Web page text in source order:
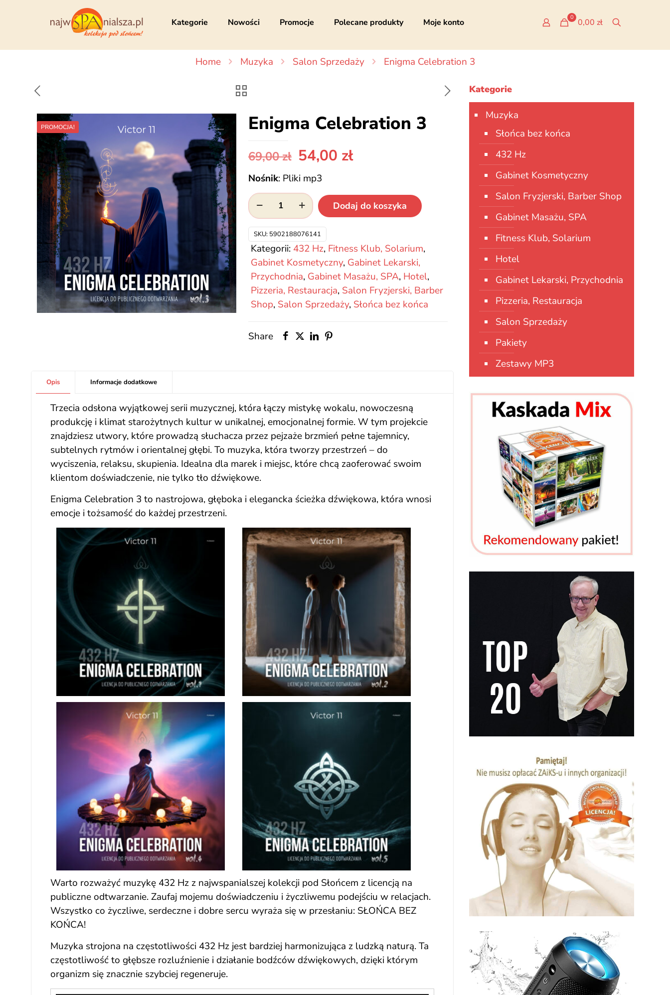
Kategorie Nowości Promocje Polecane produkty Moje konto 0 0,00 zł
Home Muzyka Salon Sprzedaży Enigma Celebration 3
PROMOCJA! Enigma Celebration 3
69,00zł Pierwotna
cena
wynosiła:
69,00 zł.
54,00 złAktualna
54,00 zł.
Nośnik: Pliki mp3
ilość
Enigma
Celebration
3
Dodaj do koszyka
SKU: 5902188076141
Kategorii: 432 Hz, Fitness Klub, Solarium,
Gabinet Kosmetyczny, Gabinet Lekarski,
Przychodnia, Gabinet Masażu, SPA, Hotel,
Pizzeria, Restauracja, Salon Fryzjerski, Barber
Shop, Salon Sprzedaży, Słońca bez końca
Share
Opis Informacje dodatkowe
Trzecia odsłona wyjątkowej serii muzycznej, która łączy mistykę wokalu, nowoczesną
produkcję i klimat starożytnych kultur w unikalnej, emocjonalnej formie. W tym projekcie
znajdziesz utwory, które prowadzą słuchacza przez pejzaże brzmień pełne tajemnicy,
subtelnych rytmów i orientalnej głębi. To muzyka, która tworzy przestrzeń – do
wyciszenia, relaksu, skupienia. Idealna dla marek i miejsc, które chcą zaoferować swoim
klientom doświadczenie, nie tylko tło dźwiękowe.
Enigma Celebration 3 to nastrojowa, głęboka i elegancka ścieżka dźwiękowa, która wnosi
emocje i tożsamość do każdej przestrzeni.
Warto rozważyć muzykę 432 Hz z najwspanialszej kolekcji pod Słońcem z licencją na
publiczne odtwarzanie. Zaufaj mojemu doświadczeniu i życzliwemu podejściu w relacjach.
Wszystko co życzliwe, serdeczne i dobre sercu wyraża się w przesłaniu: SŁOŃCA BEZ
KOŃCA!
Muzyka strojona na częstotliwości 432 Hz jest bardziej harmonizująca z ludzką naturą. Ta
częstotliwość to głębsze rozluźnienie i działanie bodźców dźwiękowych, dzięki którym
organizm się znacznie szybciej regeneruje.
Kategorie
Muzyka
Słońca bez końca
432 Hz
Gabinet Kosmetyczny
Salon Fryzjerski, Barber Shop
Gabinet Masażu, SPA
Fitness Klub, Solarium
Hotel
Gabinet Lekarski, Przychodnia
Pizzeria, Restauracja
Salon Sprzedaży
Pakiety
Zestawy MP3